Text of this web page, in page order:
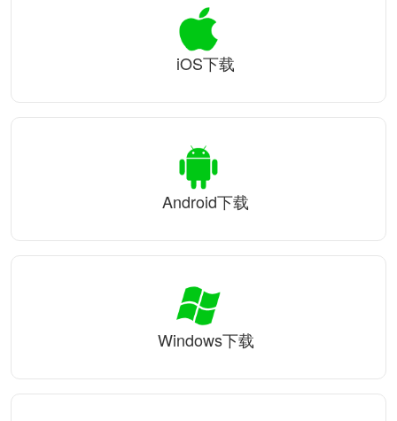
iOS下载
Android下载
Windows下载